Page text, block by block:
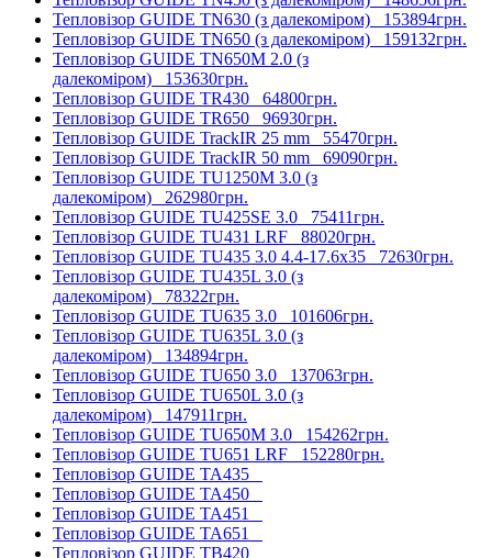
Тепловізор GUIDE TN630 (з далекоміром) 153894грн.
Тепловізор GUIDE TN650 (з далекоміром) 159132грн.
Тепловізор GUIDE TN650M 2.0 (з
далекоміром) 153630грн.
Тепловізор GUIDE TR430 64800грн.
Тепловізор GUIDE TR650 96930грн.
Тепловізор GUIDE TrackIR 25 mm 55470грн.
Тепловізор GUIDE TrackIR 50 mm 69090грн.
Тепловізор GUIDE TU1250M 3.0 (з
далекоміром) 262980грн.
Тепловізор GUIDE TU425SE 3.0 75411грн.
Тепловізор GUIDE TU431 LRF 88020грн.
Тепловізор GUIDE TU435 3.0 4.4-17.6x35 72630грн.
Тепловізор GUIDE TU435L 3.0 (з
далекоміром) 78322грн.
Тепловізор GUIDE TU635 3.0 101606грн.
Тепловізор GUIDE TU635L 3.0 (з
далекоміром) 134894грн.
Тепловізор GUIDE TU650 3.0 137063грн.
Тепловізор GUIDE TU650L 3.0 (з
далекоміром) 147911грн.
Тепловізор GUIDE TU650M 3.0 154262грн.
Тепловізор GUIDE TU651 LRF 152280грн.
Тепловізор GUIDE TA435
Тепловізор GUIDE TA450
Тепловізор GUIDE TA451
Тепловізор GUIDE TA651
Тепловізор GUIDE TB420